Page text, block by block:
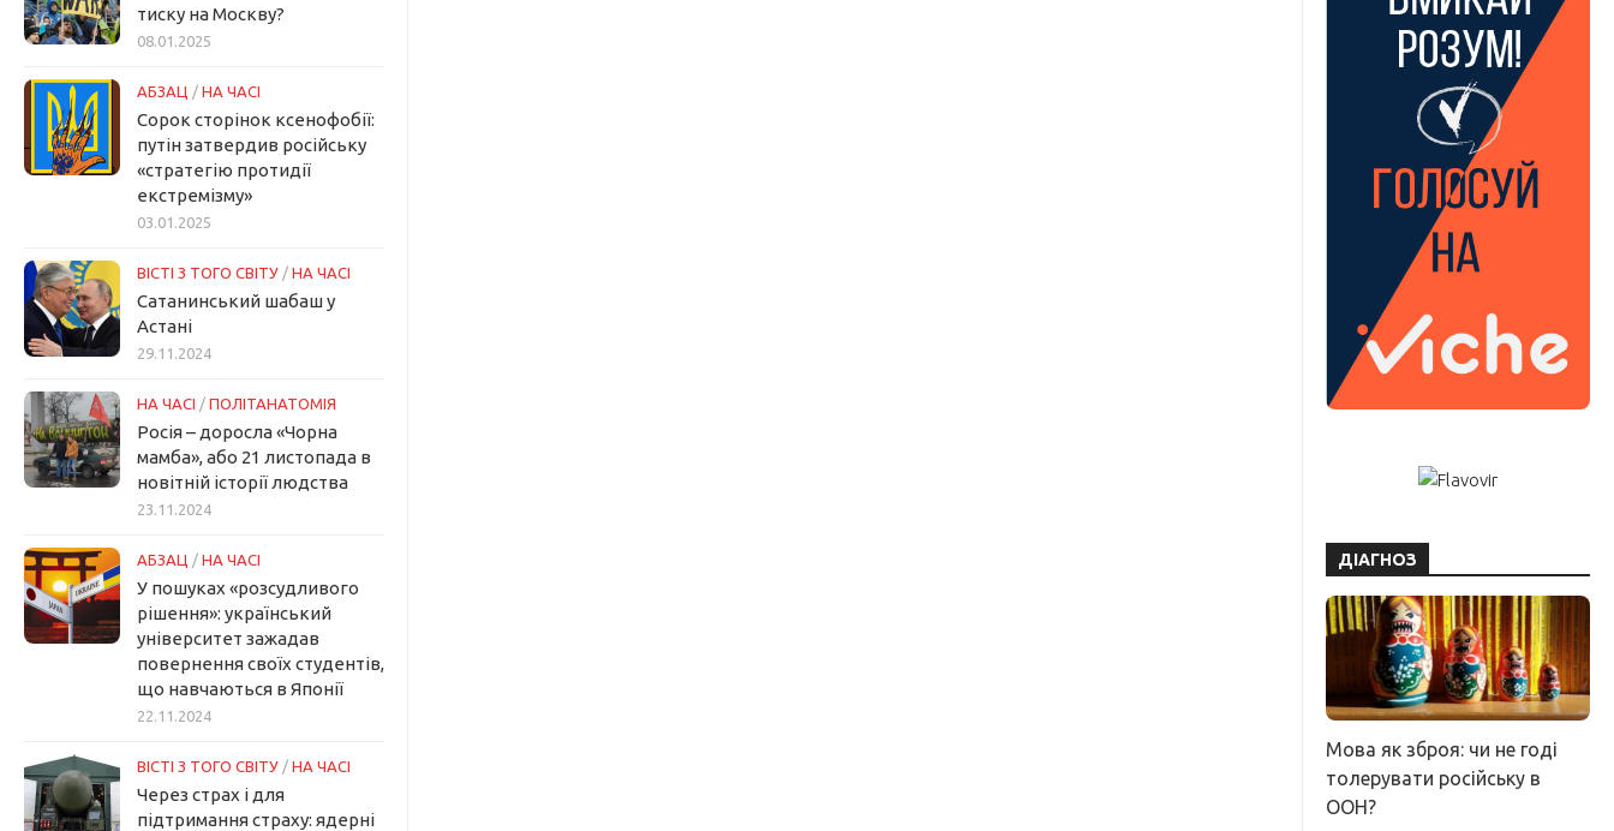
тиску на Москву?
08.01.2025
АБЗАЦ / НА ЧАСІ
Сорок сторінок ксенофобії:
путін затвердив російську
«стратегію протидії
екстремізму»
03.01.2025
ВІСТІ З ТОГО СВІТУ / НА ЧАСІ
Сатанинський шабаш у
Астані
29.11.2024
НА ЧАСІ / ПОЛІТАНАТОМІЯ
Росія – доросла «Чорна
мамба», або 21 листопада в
новітній історії людства
23.11.2024
АБЗАЦ / НА ЧАСІ
У пошуках «розсудливого
рішення»: український
університет зажадав
повернення своїх студентів,
що навчаються в Японії
22.11.2024
ВІСТІ З ТОГО СВІТУ / НА ЧАСІ
Через страх і для
підтримання страху: ядерні
ДІАГНОЗ
Мова як зброя: чи не годі
толерувати російську в
ООН?